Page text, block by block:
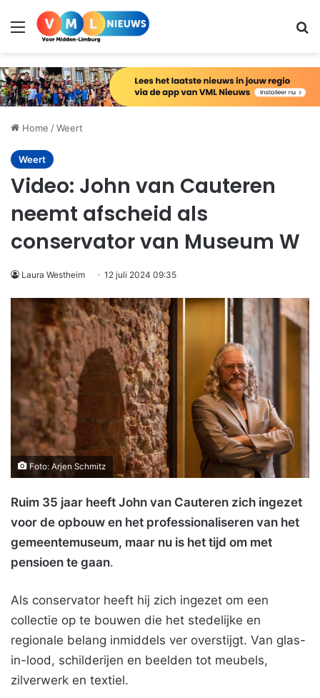
Menu
Home /Weert
Weert
Video: John van Cauteren
neemt afscheid als
conservator van Museum W
Laura Westheim 12 juli 2024 09:35
Foto: Arjen Schmitz
Ruim 35 jaar heeft John van Cauteren zich ingezet
voor de opbouw en het professionaliseren van het
gemeentemuseum, maar nu is het tijd om met
pensioen te gaan.
Als conservator heeft hij zich ingezet om een
collectie op te bouwen die het stedelijke en
regionale belang inmiddels ver overstijgt. Van glas-
in-lood, schilderijen en beelden tot meubels,
zilverwerk en textiel.